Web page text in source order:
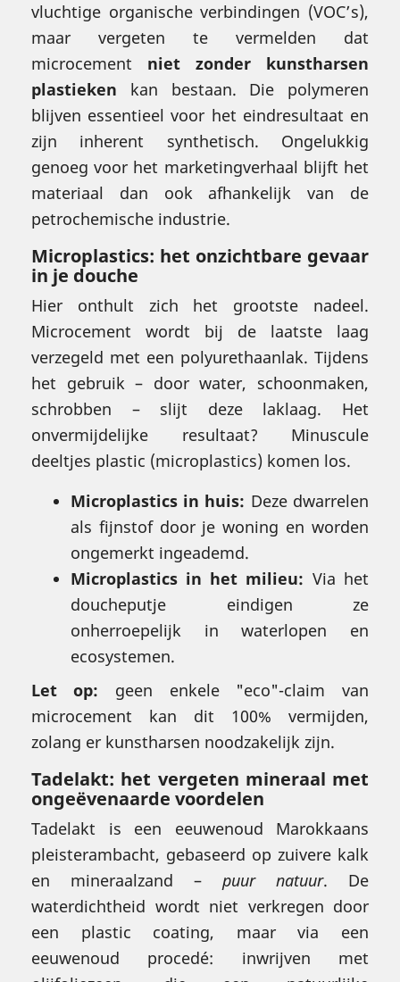
vluchtige organische verbindingen (VOC’s),
maar vergeten te vermelden dat
microcement niet zonder kunstharsen
plastieken kan bestaan. Die polymeren
blijven essentieel voor het eindresultaat en
zijn inherent synthetisch. Ongelukkig
genoeg voor het marketingverhaal blijft het
materiaal dan ook afhankelijk van de
petrochemische industrie.
Microplastics: het onzichtbare gevaar
in je douche
Hier onthult zich het grootste nadeel.
Microcement wordt bij de laatste laag
verzegeld met een polyurethaanlak. Tijdens
het gebruik – door water, schoonmaken,
schrobben – slijt deze laklaag. Het
onvermijdelijke resultaat? Minuscule
deeltjes plastic (microplastics) komen los.
Microplastics in huis: Deze dwarrelen
als fijnstof door je woning en worden
ongemerkt ingeademd.
Microplastics in het milieu: Via het
doucheputje eindigen ze
onherroepelijk in waterlopen en
ecosystemen.
Let op: geen enkele "eco"-claim van
microcement kan dit 100% vermijden,
zolang er kunstharsen noodzakelijk zijn.
Tadelakt: het vergeten mineraal met
ongeëvenaarde voordelen
Tadelakt is een eeuwenoud Marokkaans
pleisterambacht, gebaseerd op zuivere kalk
en mineraalzand – puur natuur. De
waterdichtheid wordt niet verkregen door
een plastic coating, maar via een
eeuwenoud procedé: inwrijven met